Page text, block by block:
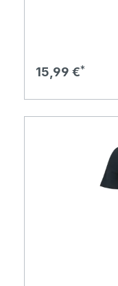
Regulärer Preis:
15,99 €